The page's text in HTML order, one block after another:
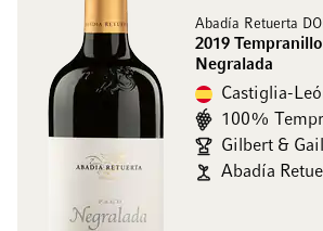
Abadía Retuerta
2019
Negralada
Castiglia-
100%
Gilbert &
Abadía